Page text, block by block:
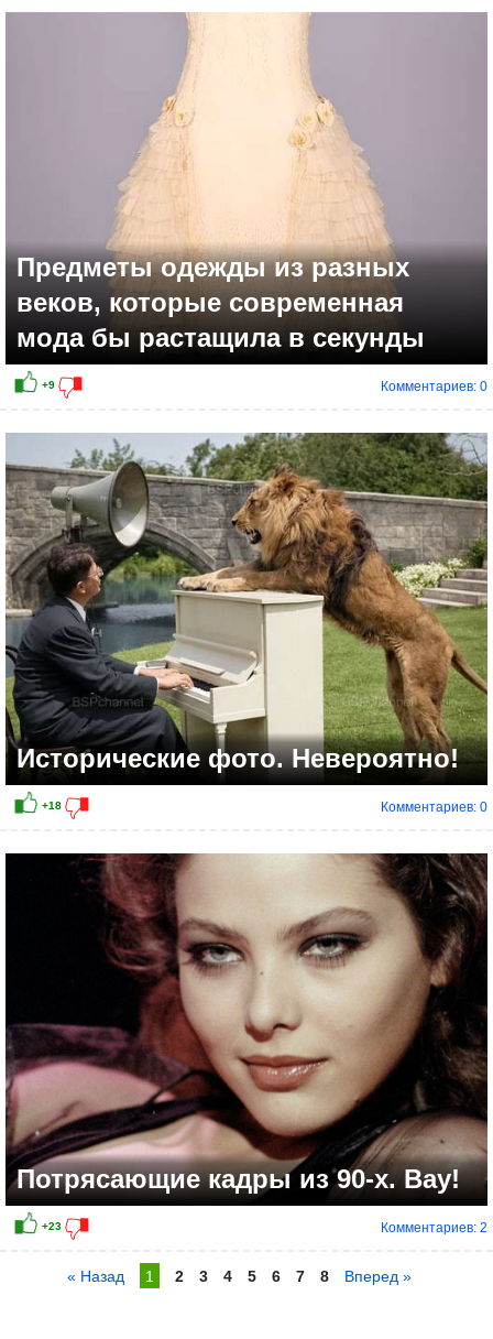
+22
Предметы одежды из разных
веков, которые современная
мода бы растащила в секунды
Комментариев: 0
Исторические фото. Невероятно!
Комментариев: 0
Потрясающие кадры из 90-х. Вау!
Комментариев: 2
« Назад 1 2 3 4 5 6 7 8 Вперед »